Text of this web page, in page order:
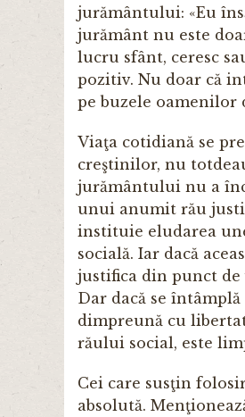
jurământului: «Eu
jurământ nu este
lucru sfânt, ceresc
pozitiv. Nu doar că
pe buzele oamenilor
Viaţa cotidiană se
creştinilor, nu
jurământului nu a
unui anumit rău
instituie eludarea
socială. Iar dacă
justifica din punct de
Dar dacă se
dimpreună cu
răului social, este
Cei care susţin
absolută.